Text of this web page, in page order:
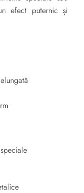
efect puternic și